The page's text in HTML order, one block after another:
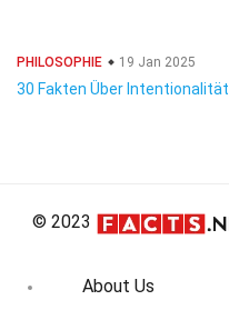
PHILOSOPHIE 19 Jan 2025
30 Fakten Über Intentionalität
© 2023
About Us